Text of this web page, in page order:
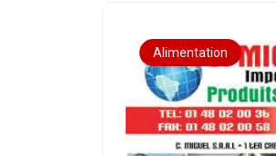
Alimentation